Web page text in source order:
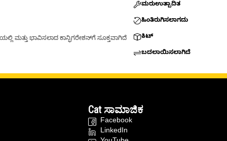
ಮತ್ತು ಭಾವಿಸಲಾದ ಕಾನ್ಫಿಗರೇಶನ್‌ಗೆ ಸೂಕ್ತವಾಗಿದೆ
ಮರುಉತ್ಪಾದಿತ
ಹಿಂತಿರುಗಿಸಲಾಗದು
ಕಿಟ್
ಬದಲಾಯಿಸಲಾಗಿದೆ
Cat ಸಾಮಾಜಿಕ
Facebook
LinkedIn